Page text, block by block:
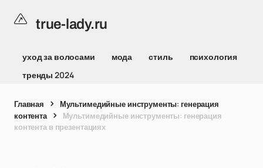
true-lady.ru
уход за волосами мода стиль
психология
тренды 2024
Главная
Мультимедийные инструменты: генерация
контента
Мультимедийные инструменты: генерация
контента в презентациях